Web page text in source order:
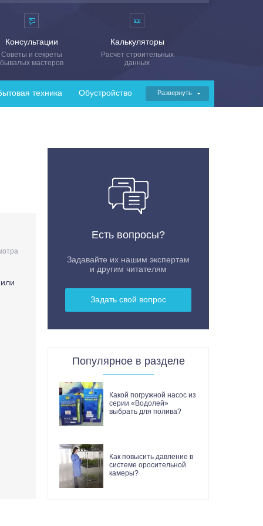
техника Обустройство Развернуть
Консультации
Советы и секреты
бывалых мастеров
Калькуляторы
Расчет строительных
данных
Есть вопросы?
Задавайте их нашим экспертам
и другим читателям
Задать свой вопрос
Популярное в разделе
Какой погружной насос из
серии «Водолей»
выбрать для полива?
Как повысить давление в
системе оросительной
камеры?